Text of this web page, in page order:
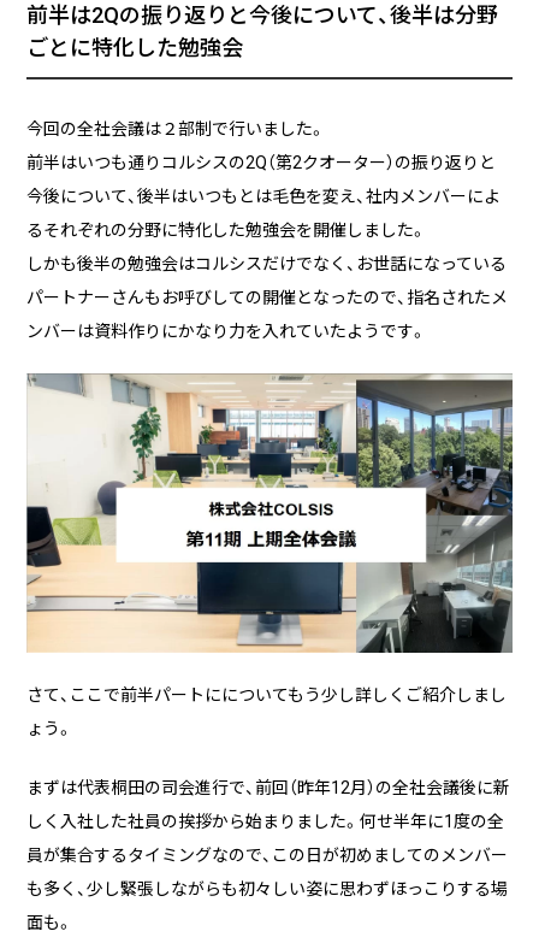
前半は2Qの振り返りと今後について、後半は分野
ごとに特化した勉強会
今回の全社会議は２部制で行いました。
前半はいつも通りコルシスの2Q（第2クオーター）の振り返りと
今後について、後半はいつもとは毛色を変え、社内メンバーによ
るそれぞれの分野に特化した勉強会を開催しました。
しかも後半の勉強会はコルシスだけでなく、お世話になっている
パートナーさんもお呼びしての開催となったので、指名されたメ
ンバーは資料作りにかなり力を入れていたようです。
さて、ここで前半パートにについてもう少し詳しくご紹介しまし
ょう。
まずは代表桐田の司会進行で、前回（昨年12月）の全社会議後に新
しく入社した社員の挨拶から始まりました。何せ半年に1度の全
員が集合するタイミングなので、この日が初めましてのメンバー
も多く、少し緊張しながらも初々しい姿に思わずほっこりする場
面も。